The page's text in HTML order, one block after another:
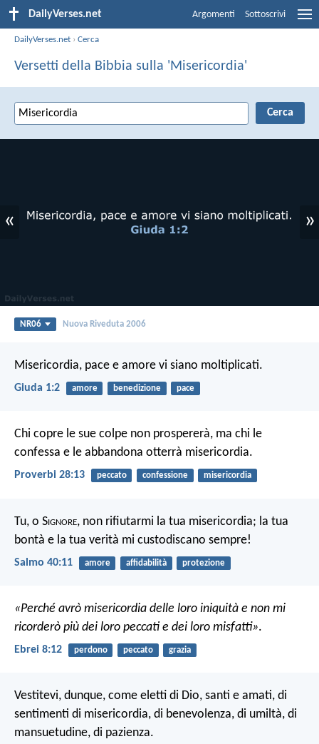
DailyVerses.net Argomenti Sottoscrivi
DailyVerses.net ›Cerca
Versetti della Bibbia sulla 'Misericordia'
« »
NR06 Nuova Riveduta 2006
Misericordia, pace e amore vi siano moltiplicati.
Giuda 1:2 amore benedizione pace
Chi copre le sue colpe non prospererà, ma chi le
confessa e le abbandona otterrà misericordia.
Proverbi 28:13 peccato confessione misericordia
Tu, o Signore, non rifiutarmi la tua misericordia; la tua
bontà e la tua verità mi custodiscano sempre!
Salmo 40:11 amore affidabilità protezione
«Perché avrò misericordia delle loro iniquità e non mi
ricorderò più dei loro peccati e dei loro misfatti».
Ebrei 8:12 perdono peccato grazia
Vestitevi, dunque, come eletti di Dio, santi e amati, di
sentimenti di misericordia, di benevolenza, di umiltà, di
mansuetudine, di pazienza.